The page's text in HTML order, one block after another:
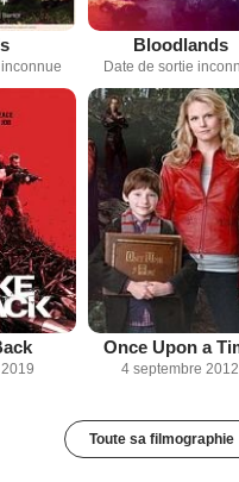
Bloodlands
Date de sortie
Once Upon a
4 septembre 2012
Toute sa filmographie